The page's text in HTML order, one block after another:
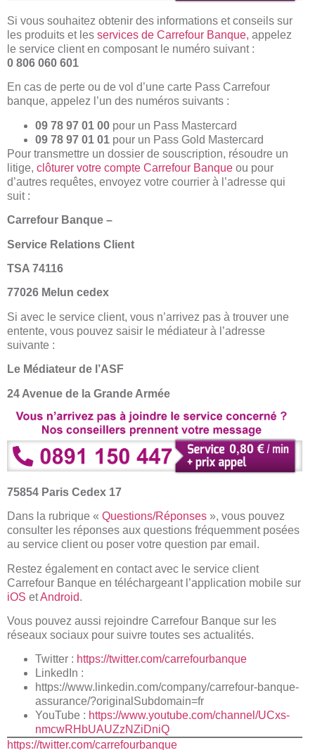
Si vous souhaitez obtenir des informations et conseils sur
les produits et les services de Carrefour Banque, appelez
le service client en composant le numéro suivant :
0 806 060 601
En cas de perte ou de vol d’une carte Pass Carrefour
banque, appelez l’un des numéros suivants :
09 78 97 01 00 pour un Pass Mastercard
09 78 97 01 01 pour un Pass Gold Mastercard
Pour transmettre un dossier de souscription, résoudre un
litige, clôturer votre compte Carrefour Banque ou pour
d’autres requêtes, envoyez votre courrier à l’adresse qui
suit :
Carrefour Banque –
Service Relations Client
TSA 74116
77026 Melun cedex
Si avec le service client, vous n’arrivez pas à trouver une
entente, vous pouvez saisir le médiateur à l’adresse
suivante :
Le Médiateur de l’ASF
24 Avenue de la Grande Armée
75854 Paris Cedex 17
Dans la rubrique « Questions/Réponses », vous pouvez
consulter les réponses aux questions fréquemment posées
au service client ou poser votre question par email.
Restez également en contact avec le service client
Carrefour Banque en téléchargeant l’application mobile sur
iOS etAndroid.
Vous pouvez aussi rejoindre Carrefour Banque sur les
réseaux sociaux pour suivre toutes ses actualités.
Twitter : https://twitter.com/carrefourbanque
LinkedIn :
https://www.linkedin.com/company/carrefour-banque-
assurance/?originalSubdomain=fr
YouTube : https://www.youtube.com/channel/UCxs-
nmcwRHbUAUZzNZiDniQ
https://twitter.com/carrefourbanque